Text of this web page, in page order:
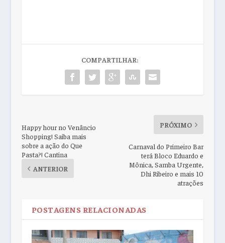
COMPARTILHAR:
Happy hour no Venâncio
Shopping! Saiba mais
sobre a ação do Que
Pasta?! Cantina
ANTERIOR
PRÓXIMO
Carnaval do Primeiro Bar
terá Bloco Eduardo e
Mônica, Samba Urgente,
Dhi Ribeiro e mais 10
atrações
POSTAGENS RELACIONADAS